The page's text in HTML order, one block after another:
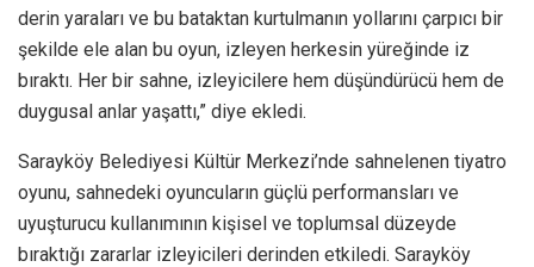
derin yaraları ve bu bataktan kurtulmanın yollarını çarpıcı bir
şekilde ele alan bu oyun, izleyen herkesin yüreğinde iz
bıraktı. Her bir sahne, izleyicilere hem düşündürücü hem de
duygusal anlar yaşattı,” diye ekledi.
Sarayköy Belediyesi Kültür Merkezi’nde sahnelenen tiyatro
oyunu, sahnedeki oyuncuların güçlü performansları ve
uyuşturucu kullanımının kişisel ve toplumsal düzeyde
bıraktığı zararlar izleyicileri derinden etkiledi. Sarayköy